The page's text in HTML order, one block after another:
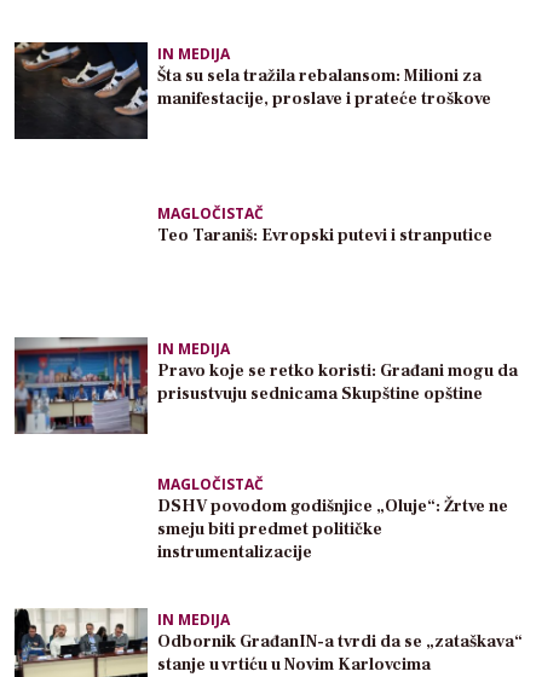
IN MEDIJA
Šta su sela tražila rebalansom: Milioni za
manifestacije, proslave i prateće troškove
MAGLOČISTAČ
Teo Taraniš: Evropski putevi i stranputice
IN MEDIJA
Pravo koje se retko koristi: Građani mogu da
prisustvuju sednicama Skupštine opštine
MAGLOČISTAČ
DSHV povodom godišnjice „Oluje“: Žrtve ne
smeju biti predmet političke
instrumentalizacije
IN MEDIJA
Odbornik GrađanIN-a tvrdi da se „zataškava“
stanje u vrtiću u Novim Karlovcima